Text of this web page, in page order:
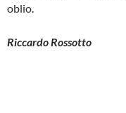
oblio.
Riccardo Rossotto